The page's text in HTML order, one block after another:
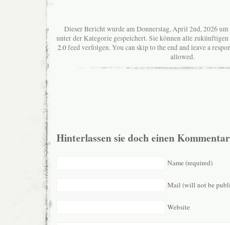
Dieser Bericht wurde am Donnerstag, April 2nd, 2026
unter der Kategorie gespeichert. Sie können alle
2.0feed verfolgen. You can skip to the end and leave a
allowed.
Hinterlassen sie doch einen
Name (required)
Mail (will not be
Website